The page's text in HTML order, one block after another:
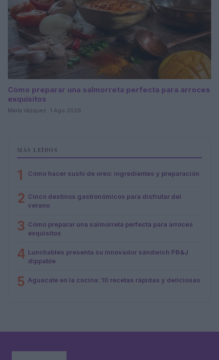
Cómo preparar una salmorreta perfecta para arroces
exquisitos
María Vázquez · 1 Ago 2026
MÁS LEÍDOS
1 Cómo hacer sushi de oreo: ingredientes y preparación
2 Cinco destinos gastronómicos para disfrutar del
verano
3 Cómo preparar una salmorreta perfecta para arroces
exquisitos
4 Lunchables presenta su innovador sándwich PB&J
dippable
5 Aguacate en la cocina: 10 recetas rápidas y deliciosas